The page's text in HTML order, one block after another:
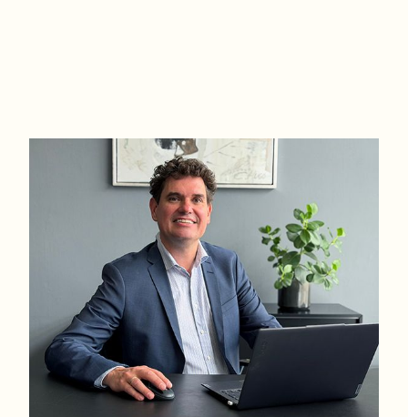
flisebadeværelse med bruseafsnit. Fantastik køkken/alrum med et lækkert
med ovenlysvinduer der giver stort dagslysindfald. Fra køkken/alrummet er
og tørretumbler. Stort forældresoveværelse med indbygget walk-in closet.
opholdsstuen med godt lysindfald fra det store vinduesparti.
- God beliggenhed i Hvidovre Nord.
- Lækker HusCompagniet hus fra 2015.
- Der er selvfølgelig gulvvarme og Genvex i hele huset.
- Flot dobbelt carport med integreret udhus.